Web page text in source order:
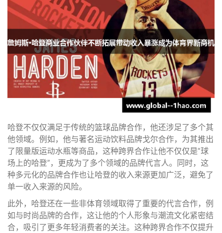
哈登不仅仅满足于传统的篮球品牌合作，他还涉足了多个其
他领域。例如，他与著名运动饮料品牌戈尔合作，为其推出
了限量版运动水瓶等商品，这种跨界合作让他不仅仅是“球
场上的哈登”，更成为了多个领域的品牌代言人。同时，这
种多元化的品牌合作也让哈登的收入来源更加广泛，避免了
单一收入来源的风险。
此外，哈登还在一些非体育领域取得了重要的代言合作，例
如与时尚品牌的合作，这让他的个人形象与潮流文化紧密结
合，吸引了更多年轻消费者的关注。这种跨界合作不仅提升